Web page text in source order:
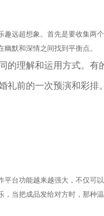
趣远超想象。首先是要收集两
默和深情之间找到平衡点。
的理解和运用方式。有
礼前的一次预演和彩排。
台功能越来越强大，不仅可
当把成品发给对方时，那种